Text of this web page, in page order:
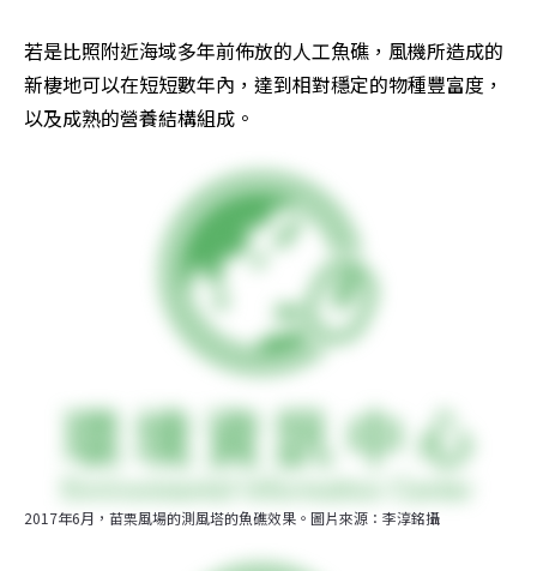
若是比照附近海域多年前佈放的人工魚礁，風機所造成的
新棲地可以在短短數年內，達到相對穩定的物種豐富度，
以及成熟的營養結構組成。
2017年6月，苗栗風場的測風塔的魚礁效果。圖片來源：李淳銘攝